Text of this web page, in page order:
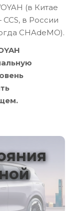
(в Китае
в России
CHAdeMO).